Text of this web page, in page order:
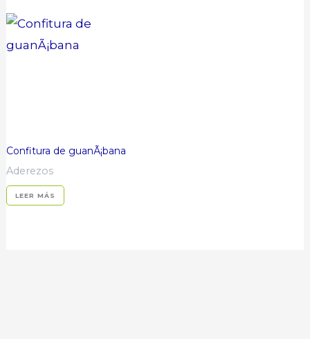
Confitura de guanÃ¡bana
Aderezos
LEER MÁS